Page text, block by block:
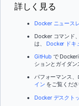
詳しく見る
Docker ニュース
Docker コマンド
は、 Docker ドキ
GitHubで
ションとガイダン
パフォーマンス
イン をご覧くださ
Docker デスクト